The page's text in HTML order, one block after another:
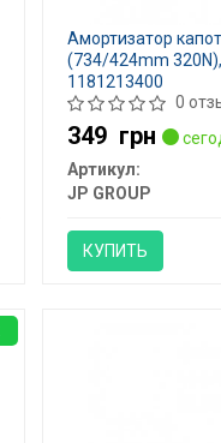
Амортизатор
(734/424mm 320N),
1181213400
0
349 грн
Артикул:
JP GROUP
КУПИТЬ